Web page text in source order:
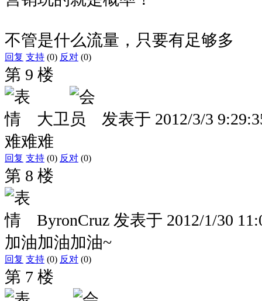
不管是什么流量，只要有足够多
回复 支持 (0) 反对 (0)
第 9 楼
大卫 发表于 2012/3/3
难难难
回复 支持 (0) 反对 (0)
第 8 楼
ByronCruz 发表于 2012/1/30
加油加油加油~
回复 支持 (0) 反对 (0)
第 7 楼